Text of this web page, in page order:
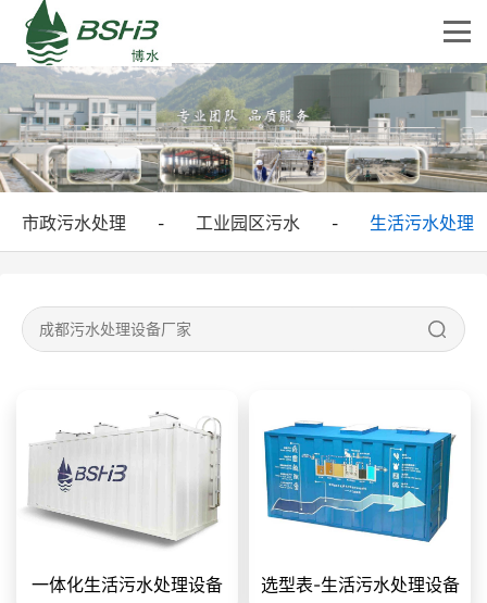
市政污水处理 - 工业园区污水 - 生活污水处理
一体化生活污水处理设备 选型表-生活污水处理设备